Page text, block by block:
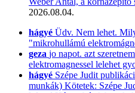
2026.08.04.
hágyé Üdv. Nem lehet.
"mikrohullámú
geza jo napot. azt
elektromagnessel lelehet
hágyé Szépe Judit
munkák) Kötetek: Szépe